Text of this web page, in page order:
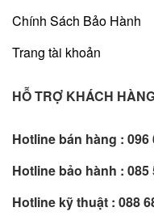
Chính Sách Bảo Hành
Trang tài khoản
HỖ TRỢ KHÁCH
Hotline bán hàng : 096
Hotline bảo hành : 085
Hotline kỹ thuật : 088